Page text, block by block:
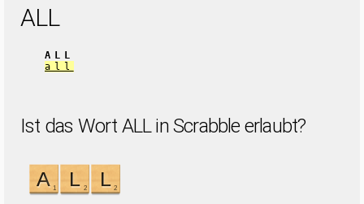
ALL
ALL
all
Ist das Wort ALL in Scrabble erlaubt?